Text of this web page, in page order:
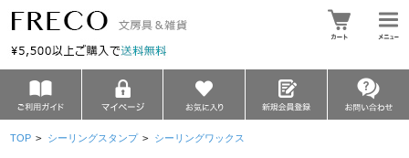
TOP > シーリングスタンプ > シーリングワックス